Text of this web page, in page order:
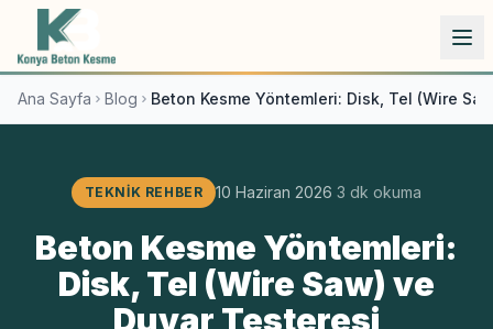
İçeriğe atla
Ana Sayfa Blog Beton Kesme Yöntemleri: Disk, Tel (Wire
TEKNIK REHBER 10 Haziran 2026 3 dk okuma
Beton Kesme Yöntemleri:
Disk, Tel (Wire Saw) ve
Duvar Testeresi